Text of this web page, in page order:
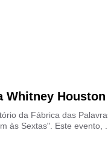
Whitney
da Fábrica das
às Sextas". Este evento,